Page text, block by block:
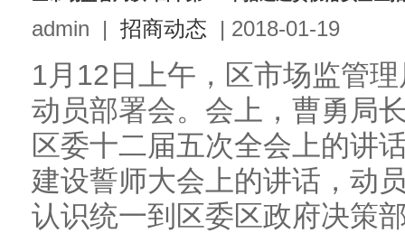
admin | 招商动态 | 2018-01-19
1月12日上午，区市场监管
动员部署会。会上，曹勇局
区委十二届五次全会上的讲
建设誓师大会上的讲话，动
认识统一到区委区政府决策